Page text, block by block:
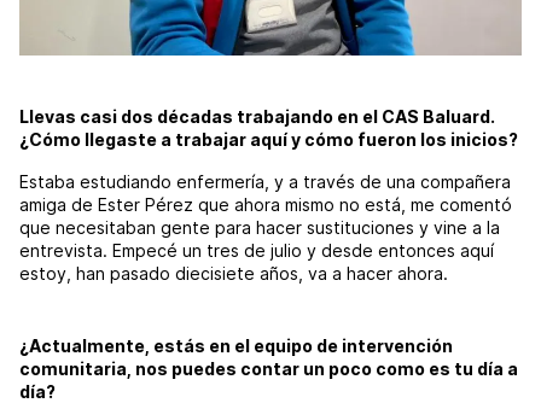
Llevas casi dos décadas trabajando en el CAS Baluard.
¿Cómo llegaste a trabajar aquí y cómo fueron los inicios?
Estaba estudiando enfermería, y a través de una compañera
amiga de Ester Pérez que ahora mismo no está, me comentó
que necesitaban gente para hacer sustituciones y vine a la
entrevista. Empecé un tres de julio y desde entonces aquí
estoy, han pasado diecisiete años, va a hacer ahora.
¿Actualmente, estás en el equipo de intervención
comunitaria, nos puedes contar un poco como es tu día a
día?